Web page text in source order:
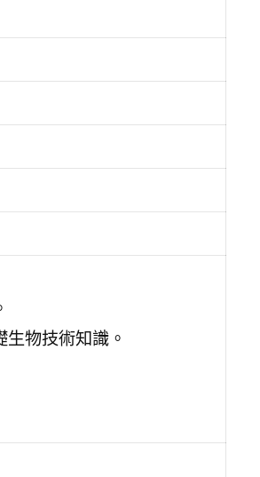
物技術知識。